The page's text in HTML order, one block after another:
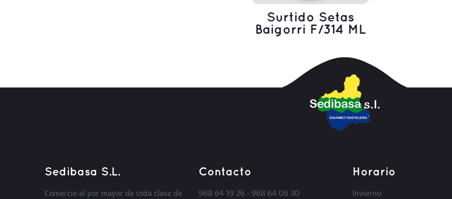
LEER MÁS
Surtido Setas
Baigorri F/314 ML
Sedibasa S.L.
Comercio al por mayor de toda clase de
Contacto
968 64 19 26 - 968 64 06 30
Horario
Invierno: